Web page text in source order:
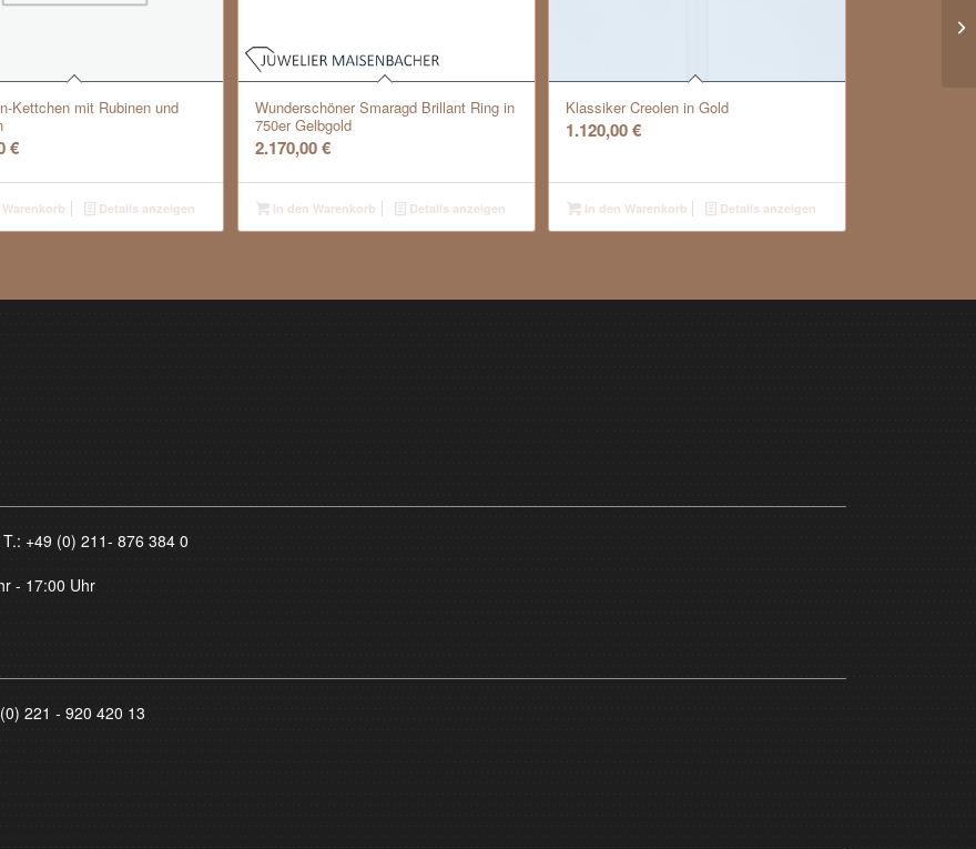
Kettchen mit Rubinen und
€
Details anzeigen
Wunderschöner Smaragd Brillant Ring in
750er Gelbgold
2.170,00€
In den Warenkorb Details anzeigen
Klassiker Creolen in Gold
1.120,00€
In den Warenkorb Details anzeigen
+49 (0) 211- 876 384 0
- 17:00 Uhr
221 - 920 420 13